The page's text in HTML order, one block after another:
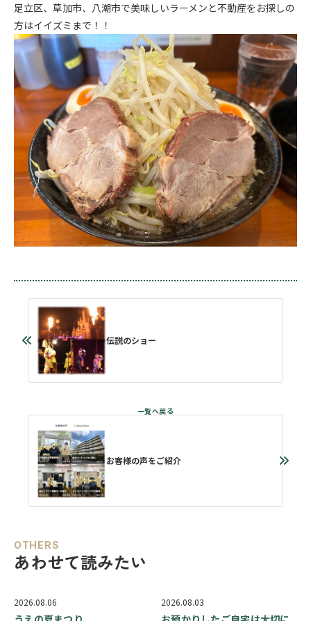
足立区、草加市、八潮市で美味しいラーメンと不動産をお探しの
方はイイズミまで！！
伝説のショー
お客様の声をご紹介
OTHERS
あわせて読みたい
2026.08.06 2026.08.03